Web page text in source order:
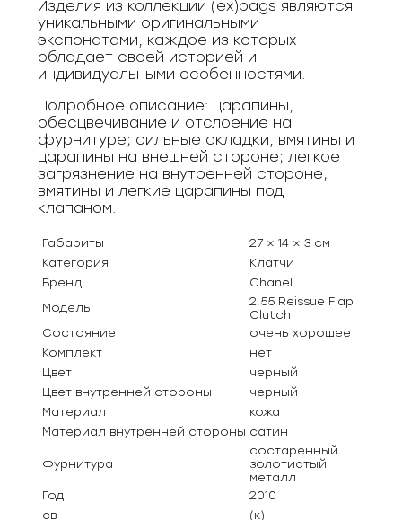
Изделия из коллекции (ex)bags являются
уникальными оригинальными
экспонатами, каждое из которых
обладает своей историей и
индивидуальными особенностями.
Подробное описание: царапины,
обесцвечивание и отслоение на
фурнитуре; сильные складки, вмятины и
царапины на внешней стороне; легкое
загрязнение на внутренней стороне;
вмятины и легкие царапины под
клапаном.
Габариты
27 × 14 × 3 см
Категория
Клатчи
Бренд
Chanel
Модель
2.55 Reissue Flap
Clutch
Состояние
очень хорошее
Комплект
нет
Цвет
черный
Цвет внутренней стороны
черный
Материал
кожа
Материал внутренней стороны сатин
Фурнитура
состаренный
золотистый
металл
Год
2010
св
(к)